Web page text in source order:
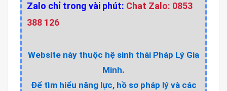
Zalo chỉ trong vài phút: Chat Zalo: 0853
388 126
Website này thuộc hệ sinh thái Pháp Lý Gia
Minh.
Để tìm hiểu năng lực, hồ sơ pháp lý và các